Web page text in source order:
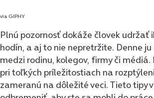
via GIPHY
Plnú pozornosť dokáže človek udržať
hodín, a aj to nie nepretržite. Denne
medzi rodinu, kolegov, firmy či médiá.
pri toľkých príležitostiach na
zameranú na dôležité veci. Tieto tipy